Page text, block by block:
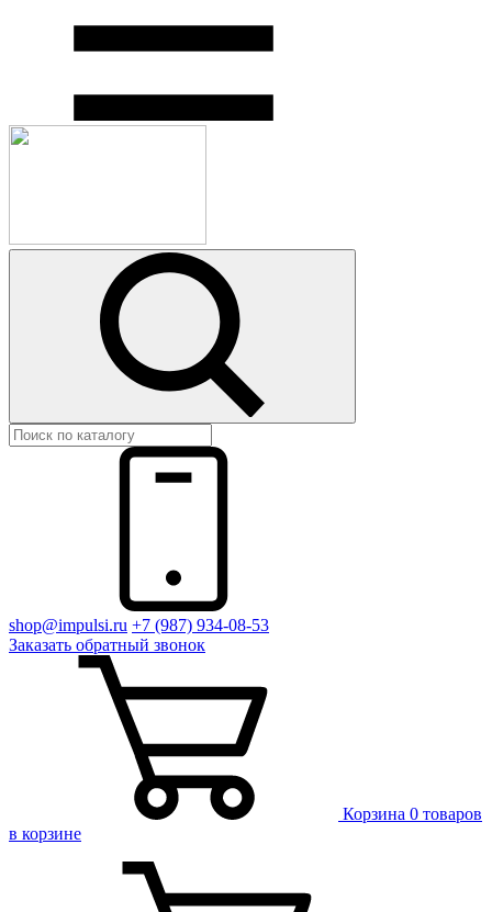
shop@impulsi.ru +7 (987) 934-08-53
Заказать обратный звонок
Корзина 0 товаров
в корзине